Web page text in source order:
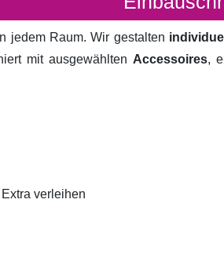
jedem Raum. Wir gestalten
mit ausgewählten Accessoires,
verleihen